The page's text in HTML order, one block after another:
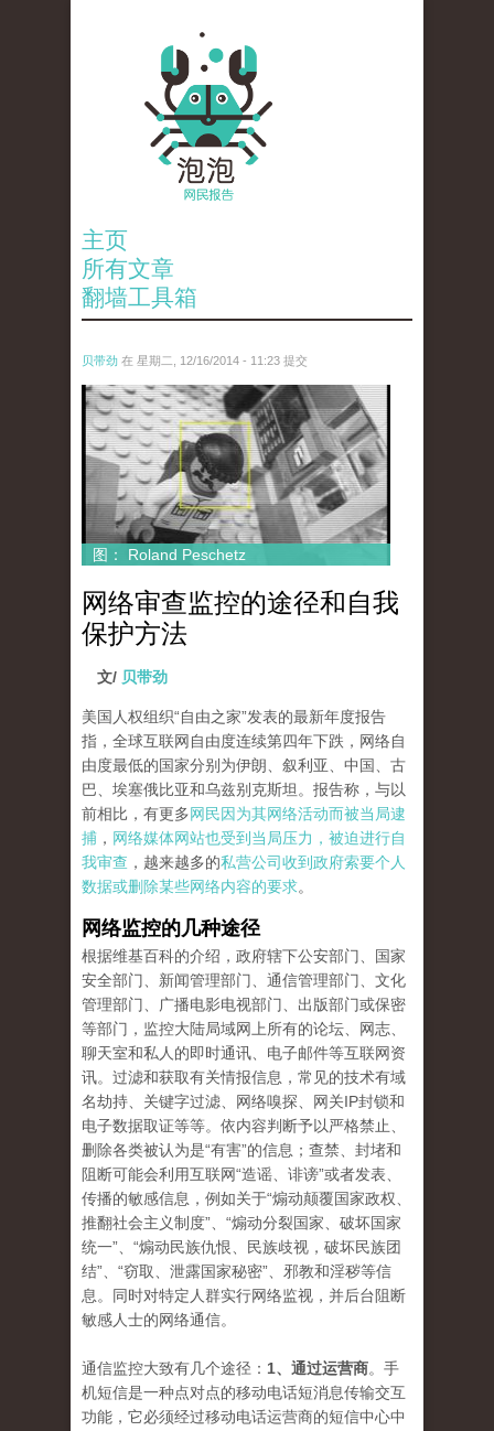
主页
所有文章
翻墙工具箱
贝带劲 在 星期二, 12/16/2014 - 11:23 提交
untitled.jpg
图： Roland Peschetz
网络审查监控的途径和自我
保护方法
文/ 贝带劲
美国人权组织“自由之家”发表的最新年度报告
指，全球互联网自由度连续第四年下跌，网络自
由度最低的国家分别为伊朗、叙利亚、中国、古
巴、埃塞俄比亚和乌兹别克斯坦。报告称，与以
前相比，有更多网民因为其网络活动而被当局逮
捕 ， 网络媒体网站也受到当局压力，被迫进行自
我审查 ，越来越多的私营公司收到政府索要个人
数据或删除某些网络内容的要求。
网络监控的几种途径
根据维基百科的介绍，政府辖下公安部门、国家
安全部门、新闻管理部门、通信管理部门、文化
管理部门、广播电影电视部门、出版部门或保密
等部门，监控大陆局域网上所有的论坛、网志、
聊天室和私人的即时通讯、电子邮件等互联网资
讯。过滤和获取有关情报信息，常见的技术有域
名劫持、关键字过滤、网络嗅探、网关IP封锁和
电子数据取证等等。依内容判断予以严格禁止、
删除各类被认为是“有害”的信息；查禁、封堵和
阻断可能会利用互联网“造谣、诽谤”或者发表、
传播的敏感信息，例如关于“煽动颠覆国家政权、
推翻社会主义制度”、“煽动分裂国家、破坏国家
统一”、“煽动民族仇恨、民族歧视，破坏民族团
结”、“窃取、泄露国家秘密”、邪教和淫秽等信
息。同时对特定人群实行网络监视，并后台阻断
敏感人士的网络通信。
通信监控大致有几个途径： 1、通过运营商。手
机短信是一种点对点的移动电话短消息传输交互
功能，它必须经过移动电话运营商的短信中心中